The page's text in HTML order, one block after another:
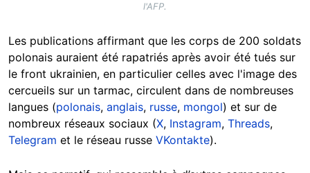
l'AFP.
Les publications affirmant que les corps de 200 soldats
polonais auraient été rapatriés après avoir été tués sur
le front ukrainien, en particulier celles avec l'image des
cercueils sur un tarmac, circulent dans de nombreuses
langues (polonais, anglais, russe, mongol) et sur de
nombreux réseaux sociaux (X, Instagram, Threads,
Telegram et le réseau russe VKontakte).